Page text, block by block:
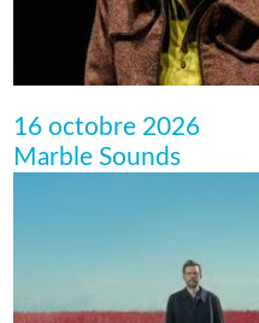
16 octobre 2026
Marble Sounds